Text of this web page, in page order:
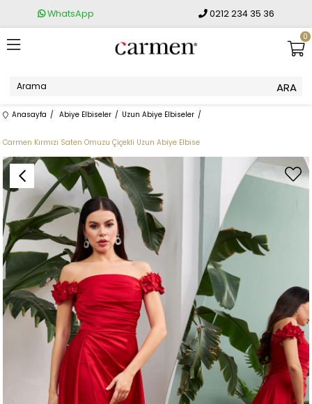
WhatsApp 0212 234 35 36
0
Anasayfa Abiye Elbiseler Uzun Abiye Elbiseler
Carmen Kırmızı Saten Omuzu Çiçekli Uzun Abiye Elbise